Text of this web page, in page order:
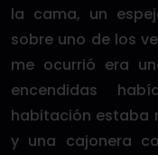
la cama, un
sobre uno de los
me ocurrió era
encendidas
habitación estaba
y una cajonera